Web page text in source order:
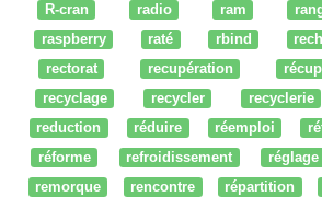
R-cran
radio ram
raspberry
raté rbind
rectorat
recupération
recyclage
recycler recyclerie
reduction
réduire réemploi
réforme
refroidissement réglage
remorque
rencontre répartition